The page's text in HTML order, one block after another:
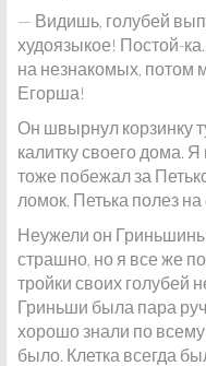
— Видишь, голубей
худоязыкое! Постой-
на незнакомых, потом
Егорша!
Он швырнул корзинку
калитку своего дома.
тоже побежал за
ломок, Петька полез
Неужели он
страшно, но я все же
тройки своих голубей
Гриньши была пара
хорошо знали по
было. Клетка всегда